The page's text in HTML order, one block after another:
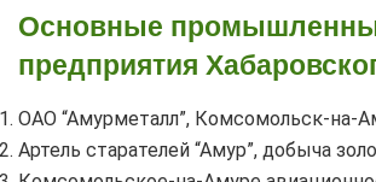
Основные
предприятия
ОАО “Амурметалл”, Комсомольск-на-
Артель старателей “Амур”, добыча